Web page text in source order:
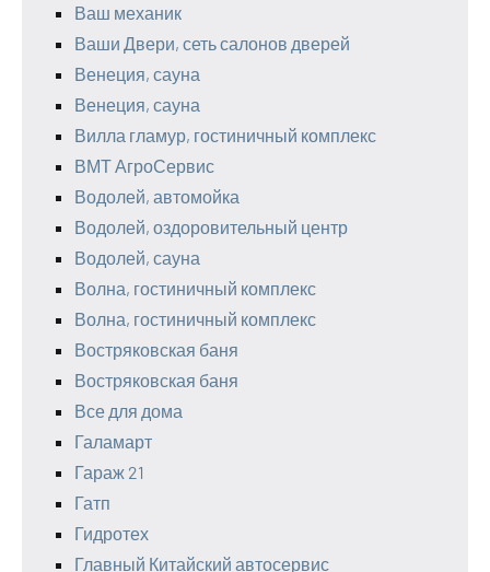
Ваш механик
Ваши Двери, сеть салонов дверей
Венеция, сауна
Венеция, сауна
Вилла гламур, гостиничный комплекс
ВМТ АгроСервис
Водолей, автомойка
Водолей, оздоровительный центр
Водолей, сауна
Волна, гостиничный комплекс
Волна, гостиничный комплекс
Востряковская баня
Востряковская баня
Все для дома
Галамарт
Гараж 21
Гатп
Гидротех
Главный Китайский автосервис